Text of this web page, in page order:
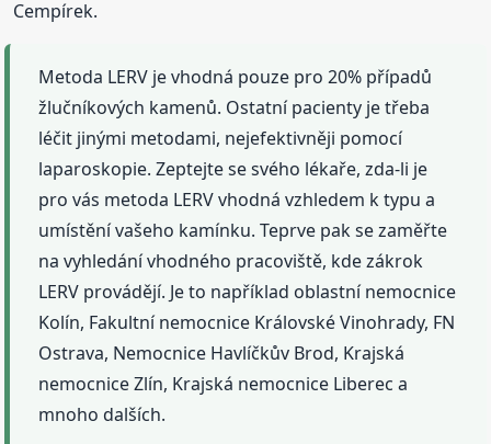
Cempírek.
Metoda LERV je vhodná pouze pro 20% případů
žlučníkových kamenů. Ostatní pacienty je třeba
léčit jinými metodami, nejefektivněji pomocí
laparoskopie. Zeptejte se svého lékaře, zda-li je
pro vás metoda LERV vhodná vzhledem k typu a
umístění vašeho kamínku. Teprve pak se zaměřte
na vyhledání vhodného pracoviště, kde zákrok
LERV provádějí. Je to například oblastní nemocnice
Kolín, Fakultní nemocnice Královské Vinohrady, FN
Ostrava, Nemocnice Havlíčkův Brod, Krajská
nemocnice Zlín, Krajská nemocnice Liberec a
mnoho dalších.